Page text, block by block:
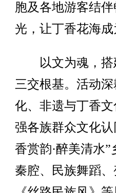
胞及各地游客结
光，让丁香花海
以文为魂，搭
三交根基。活动
化、非遗与丁香
强各族群众文化
香赏韵·醉美清水
秦腔、民族舞蹈